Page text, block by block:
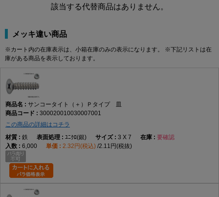
該当する代替商品はありません。
メッキ違い商品
※カート内の在庫表示は、小箱在庫のみの表示になります。 ※下記リストは在
庫がある商品を表示しております。
サンコータイト（＋）Ｐタイプ 皿
300020010030007001
この商品の詳細はコチラ
鉄
ﾕﾆｸﾛ(銀) 3 X 7
要確認
6,000
2.32円(税込) 2.11円(税抜)